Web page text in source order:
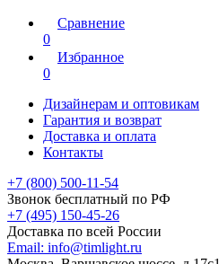
Сравнение
0
Избранное
0
Дизайнерам и оптовикам
Гарантия и возврат
Доставка и оплата
Контакты
+7 (800) 500-11-54
Звонок бесплатный по РФ
+7 (495) 150-45-26
Доставка по всей России
Email: info@timlight.ru